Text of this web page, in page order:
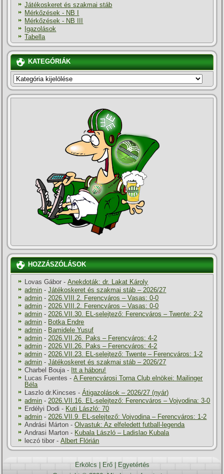
Játékoskeret és szakmai stáb
Mérkőzések - NB I
Mérkőzések - NB III
Igazolások
Tabella
KATEGÓRIÁK
KATEGÓRIÁK
HOZZÁSZÓLÁSOK
Lovas Gábor -Anekdoták: dr. Lakat Károly
admin -Játékoskeret és szakmai stáb – 2026/27
admin - 2026.VIII.2. Ferencváros – Vasas: 0-0
admin - 2026.VIII.2. Ferencváros – Vasas: 0-0
admin - 2026.VII.30. EL-selejtező: Ferencváros – Twente: 2-2
admin - Botka Endre
admin - Bamidele Yusuf
admin - 2026.VII.26. Paks – Ferencváros: 4-2
admin - 2026.VII.26. Paks – Ferencváros: 4-2
admin - 2026.VII.23. EL-selejtező: Twente – Ferencváros: 1-2
admin -Játékoskeret és szakmai stáb – 2026/27
Charbel Bouja - Itt a háboru!
Lucas Fuentes -A Ferencvárosi Torna Club elnökei: Mailinger
Béla
Laszlo dr.Kincses -Átigazolások – 2026/27 (nyár)
admin - 2026.VII.16. EL-selejtező: Ferencváros – Vojvodina: 3-0
Erdélyi Dodi - Kuti László: 70
admin - 2026.VII.9. EL-selejtező: Vojvodina – Ferencváros: 1-2
Andrási Márton -Olvastuk: Az elfeledett futball-legenda
Andrasi Marton - Kubala László – Ladislao Kubala
leczó tibor -Albert Flórián
Erkölcs Erő|
Egyetértés